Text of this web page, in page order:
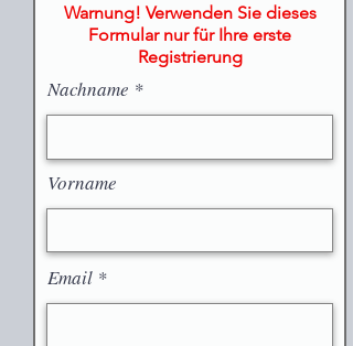
Warnung! Verwenden Sie dieses
Formular nur für Ihre erste
Registrierung
Nachname
Vorname
Email